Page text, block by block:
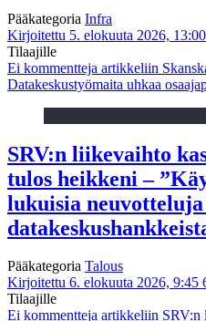
Pääkategoria Infra
Kirjoitettu 5. elokuuta 2026, 13:00
Tilaajille
Ei kommentteja artikkeliin
Datakeskustyömaita uhkaa
SRV:n liikevaihto
tulos heikkeni –
lukuisia neuvotteluja
Pääkategoria Talous
Kirjoitettu 6. elokuuta 2026, 9:45
Tilaajille
Ei kommentteja artikkeliin SRV:n